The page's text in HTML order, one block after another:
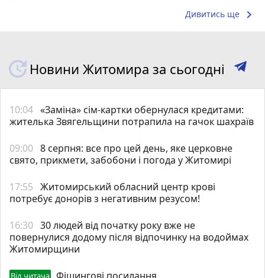
Дивитись ще keyboard_arrow_right
Новини Житомира за сьогодні
10:04 «Заміна» сім-картки обернулася кредитами:
жителька Звягельщини потрапила на гачок шахраїв
09:00 8 серпня: все про цей день, яке церковне
свято, прикмети, забобони і погода у Житомирі
17:55 Житомирський обласний центр крові
потребує донорів з негативним резусом!
16:30 30 людей від початку року вже не
повернулися додому після відпочинку на водоймах
Житомирщини
Від читача Фішингові посилання